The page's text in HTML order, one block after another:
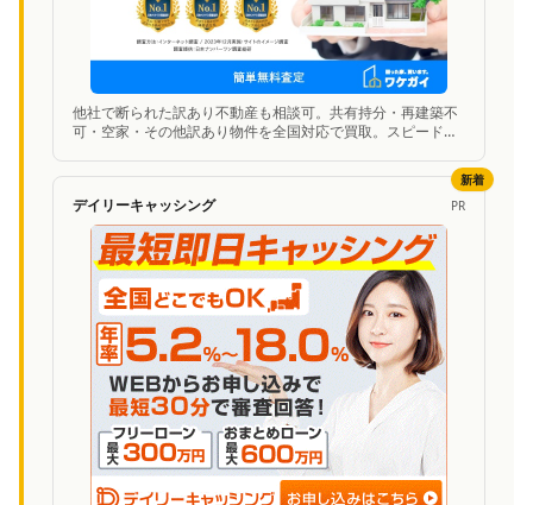
他社で断られた訳あり不動産も相談可。共有持分・再建築不
可・空家・その他訳あり物件を全国対応で買取。スピード査
デイリーキャッシング PR
新着